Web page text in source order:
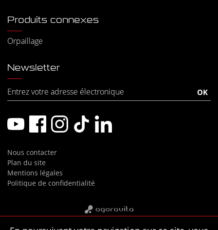
Produits connexes
Orpaillage
Newsletter
Nous contacter
Plan du site
Mentions légales
Politique de confidentialité